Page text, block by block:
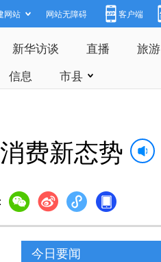
网站 网站无障碍 客户端
新华访谈 直播 旅游
信息 市县
费新态势
今日要闻